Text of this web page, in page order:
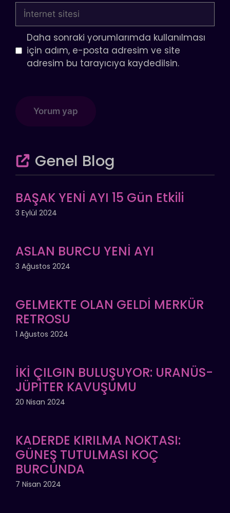
İnternet
sitesi
Daha sonraki yorumlarımda kullanılması
için adım, e-posta adresim ve site
adresim bu tarayıcıya kaydedilsin.
Genel Blog
BAŞAK YENİ AYI 15 Gün Etkili
3 Eylül 2024
ASLAN BURCU YENİ AYI
3 Ağustos 2024
GELMEKTE OLAN GELDİ MERKÜR
RETROSU
1 Ağustos 2024
İKİ ÇILGIN BULUŞUYOR: URANÜS-
JÜPİTER KAVUŞUMU
20 Nisan 2024
KADERDE KIRILMA NOKTASI:
GÜNEŞ TUTULMASI KOÇ
BURCUNDA
7 Nisan 2024